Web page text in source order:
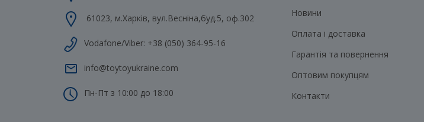
61023, м.Харків, вул.Весніна,буд.5, оф.302
Vodafone/Viber: +38 (050) 364-95-16
info@toytoyukraine.com
Пн-Пт з 10:00 до 18:00
Новини
Оплата і доставка
Гарантія та повернення
Оптовим покупцям
Контакти